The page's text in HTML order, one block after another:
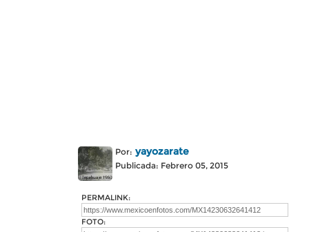
Por: yayozarate
Publicada: Febrero 05, 2015
PERMALINK:
FOTO: